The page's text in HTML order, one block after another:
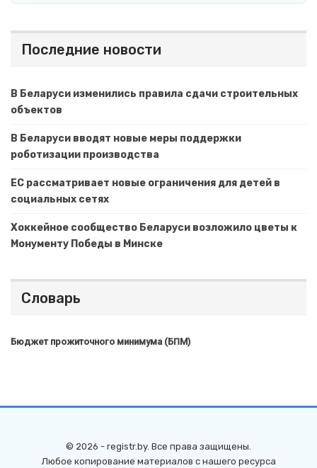
Последние новости
В Беларуси изменились правила сдачи строительных
объектов
В Беларуси вводят новые меры поддержки
роботизации производства
ЕС рассматривает новые ограничения для детей в
социальных сетях
Хоккейное сообщество Беларуси возложило цветы к
Монументу Победы в Минске
Словарь
Бюджет прожиточного минимума (БПМ)
© 2026 - registr.by. Все права защищены.
Любое копирование материалов с нашего ресурса